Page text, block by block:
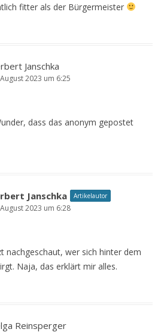
fitter als der Bürgermeister
Janschka
2023 um 6:25
dass das anonym gepostet
Janschka Artikelautor
2023 um 6:28
nachgeschaut, wer sich hinter dem
Naja, das erklärt mir alles.
Reinsperger